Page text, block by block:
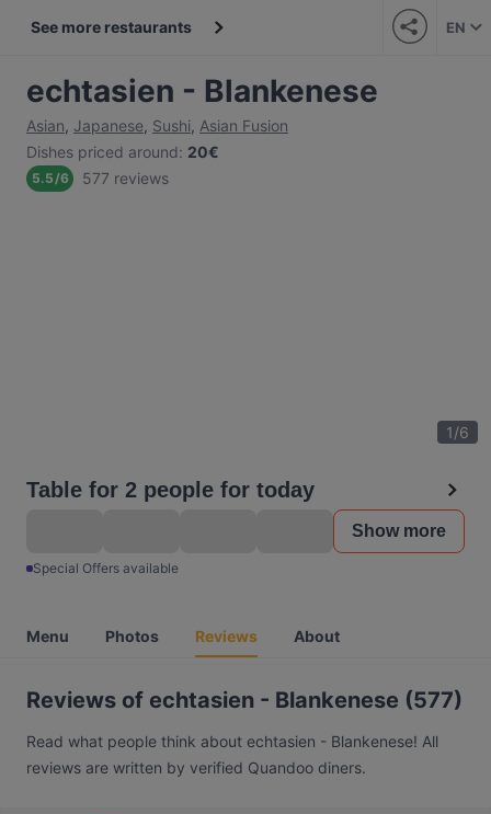
See more restaurants EN
echtasien - Blankenese
Asian, Japanese, Sushi, Asian Fusion
Dishes priced around: 20€
5.5/6 577 reviews
1/6
Table for 2 people for today
Show more
Special Offers available
Menu Photos Reviews About
Reviews of echtasien - Blankenese (577)
Read what people think about echtasien - Blankenese! All
reviews are written by verified Quandoo diners.